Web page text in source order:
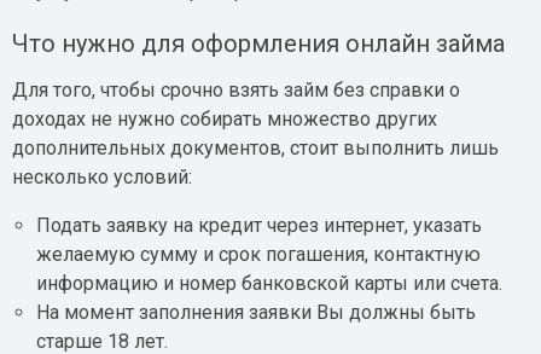
Что нужно для оформления онлайн займа
Для того, чтобы срочно взять займ без справки о
доходах не нужно собирать множество других
дополнительных документов, стоит выполнить лишь
несколько условий:
Подать заявку на кредит через интернет, указать
желаемую сумму и срок погашения, контактную
информацию и номер банковской карты или счета.
На момент заполнения заявки Вы должны быть
старше 18 лет.